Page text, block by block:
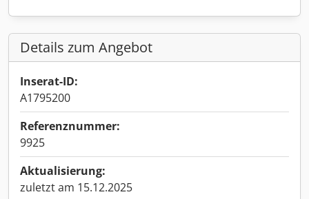
Details zum Angebot
Inserat-ID:
A1795200
Referenznummer:
9925
Aktualisierung:
zuletzt am 15.12.2025